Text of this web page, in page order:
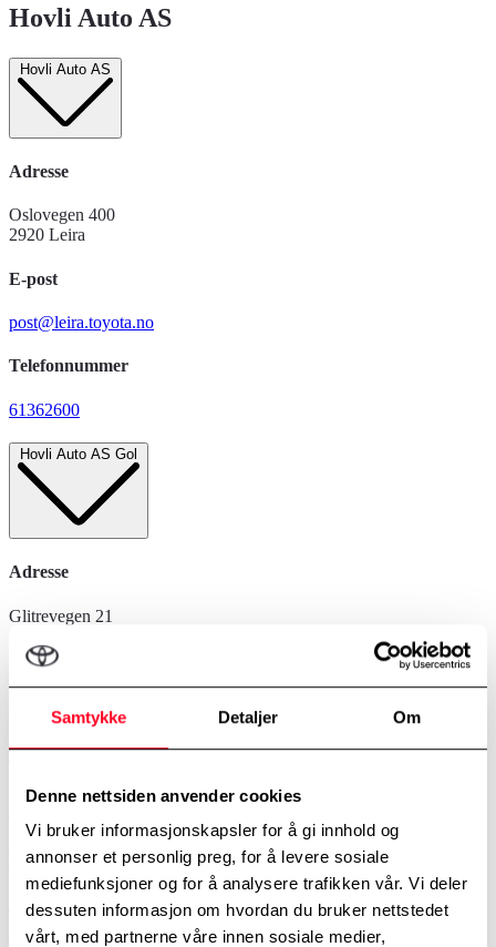
Samtykke Detaljer Om
Denne nettsiden anvender cookies
Vi bruker informasjonskapsler for å gi innhold og
annonser et personlig preg, for å levere sosiale
mediefunksjoner og for å analysere trafikken vår. Vi deler
dessuten informasjon om hvordan du bruker nettstedet
vårt, med partnerne våre innen sosiale medier,
Hovli Auto AS
Hovli Auto AS
Adresse
Oslovegen 400
2920 Leira
E-post
post@leira.toyota.no
Telefonnummer
61362600
Hovli Auto AS Gol
Adresse
Glitrevegen 21
post@gol.toyota.no
Kampanjer
Se alle våre kampanjerPersonbilkampanjer Varebilkampanjer